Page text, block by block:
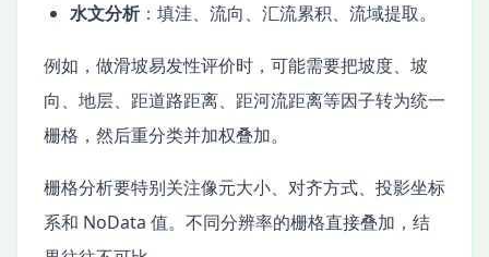
水文分析：填洼、流向、汇流累积、流域提取。
例如，做滑坡易发性评价时，可能需要把坡度、坡
向、地层、距道路距离、距河流距离等因子转为统一
栅格，然后重分类并加权叠加。
栅格分析要特别关注像元大小、对齐方式、投影坐标
系和 NoData 值。不同分辨率的栅格直接叠加，结